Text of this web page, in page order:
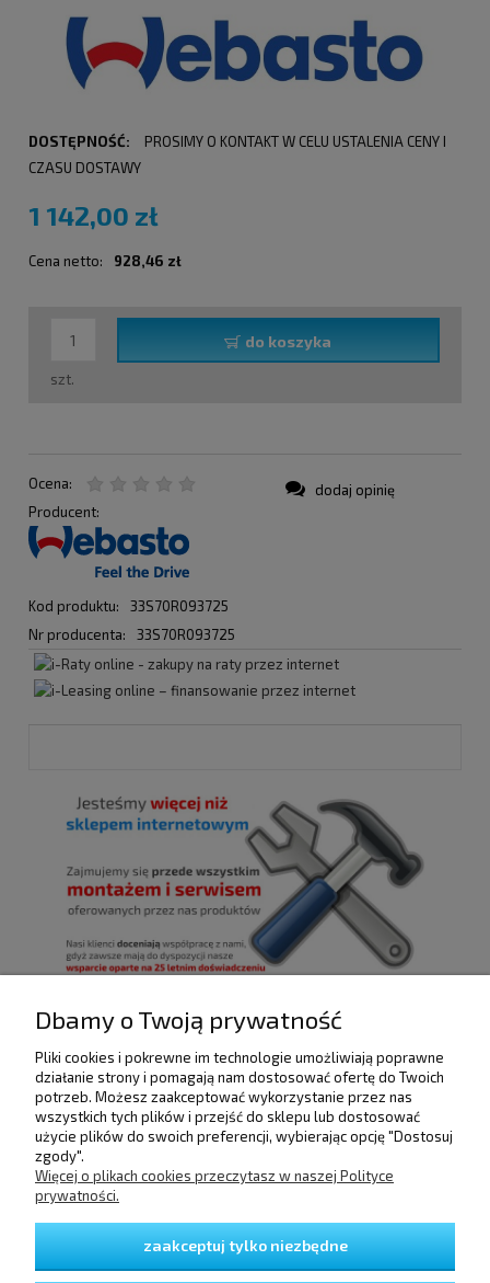
DOSTĘPNOŚĆ:
PROSIMY O KONTAKT W CELU USTALENIA CENY I
CZASU DOSTAWY
1 142,00 zł
Cena netto: 928,46 zł
szt.
do koszyka
Ocena:
Producent:
Kod produktu:
33S70R093725
Nr producenta:
33S70R093725
dodaj opinię
POMOC
DOSTAWA I PŁATNOŚCI
Dbamy o Twoją prywatność
Pliki cookies i pokrewne im technologie umożliwiają poprawne
działanie strony i pomagają nam dostosować ofertę do Twoich
potrzeb. Możesz zaakceptować wykorzystanie przez nas
wszystkich tych plików i przejść do sklepu lub dostosować
użycie plików do swoich preferencji, wybierając opcję "Dostosuj
zgody".
Więcej o plikach cookies przeczytasz w naszej Polityce
prywatności.
zaakceptuj tylko niezbędne